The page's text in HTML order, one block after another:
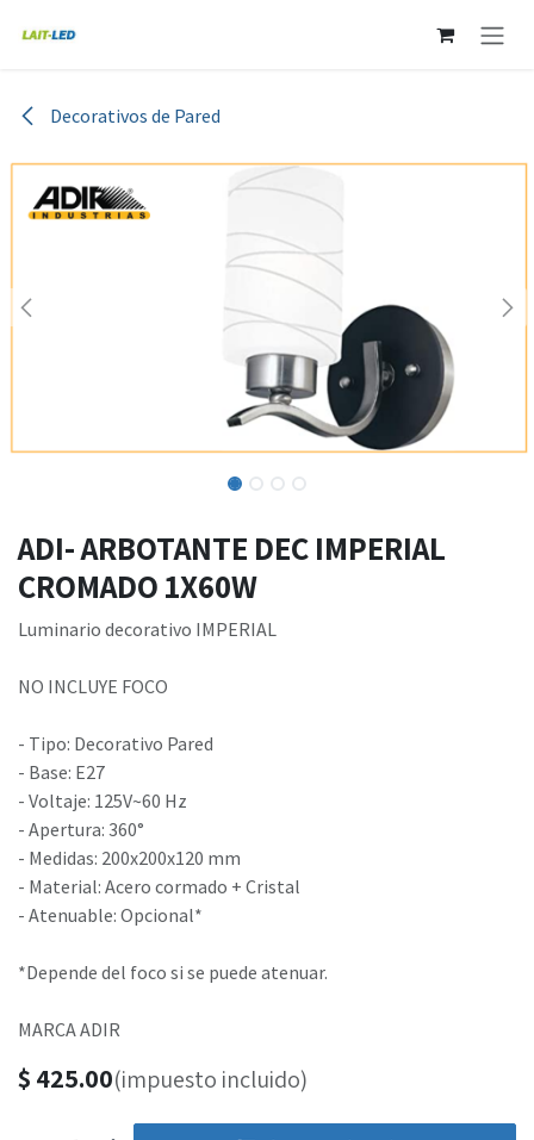
Decorativos de Pared
ADI- ARBOTANTE DEC IMPERIAL
CROMADO 1X60W
Luminario decorativo IMPERIAL
NO INCLUYE FOCO
- Tipo: Decorativo Pared
- Base: E27
- Voltaje: 125V~60 Hz
- Apertura: 360°
- Medidas: 200x200x120 mm
- Material: Acero cormado + Cristal
- Atenuable: Opcional*
*Depende del foco si se puede atenuar.
MARCA ADIR
$ 425.00(impuesto incluido)